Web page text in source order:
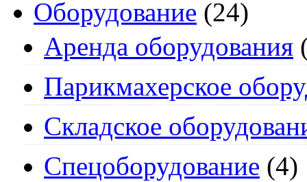
Оборудование (24)
Аренда оборудования
Парикмахерское
Складское
Спецоборудование (4)